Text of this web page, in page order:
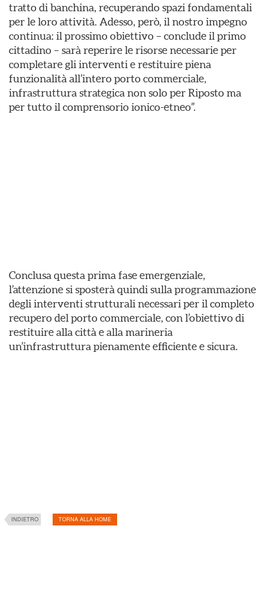
tratto di banchina, recuperando spazi fondamentali
per le loro attività. Adesso, però, il nostro impegno
continua: il prossimo obiettivo – conclude il primo
cittadino – sarà reperire le risorse necessarie per
completare gli interventi e restituire piena
funzionalità all’intero porto commerciale,
infrastruttura strategica non solo per Riposto ma
per tutto il comprensorio ionico-etneo”.
Conclusa questa prima fase emergenziale,
l’attenzione si sposterà quindi sulla programmazione
degli interventi strutturali necessari per il completo
recupero del porto commerciale, con l’obiettivo di
restituire alla città e alla marineria
un’infrastruttura pienamente efficiente e sicura.
INDIETRO TORNA ALLA HOME